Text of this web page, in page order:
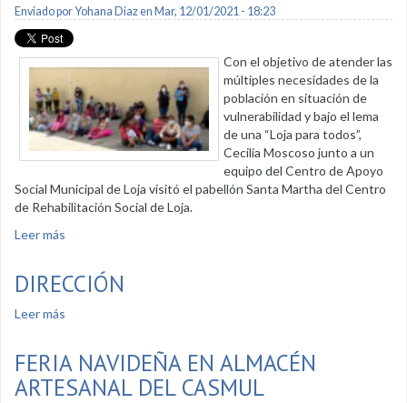
Enviado porYohana Diazen Mar, 12/01/2021 - 18:23
Con el objetivo de atender las
múltiples necesidades de la
población en situación de
vulnerabilidad y bajo el lema
de una “Loja para todos”,
Cecilia Moscoso junto a un
equipo del Centro de Apoyo
Social Municipal de Loja visitó el pabellón Santa Martha del Centro
de Rehabilitación Social de Loja.
Leer más
DIRECCIÓN
Leer más
FERIA NAVIDEÑA EN ALMACÉN
ARTESANAL DEL CASMUL